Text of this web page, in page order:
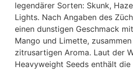
legendärer Sorten: Skunk,
Lights. Nach Angaben des
einen dunstigen Geschmack
Mango und Limette,
zitrusartigen Aroma. Laut der
Heavyweight Seeds enthält die